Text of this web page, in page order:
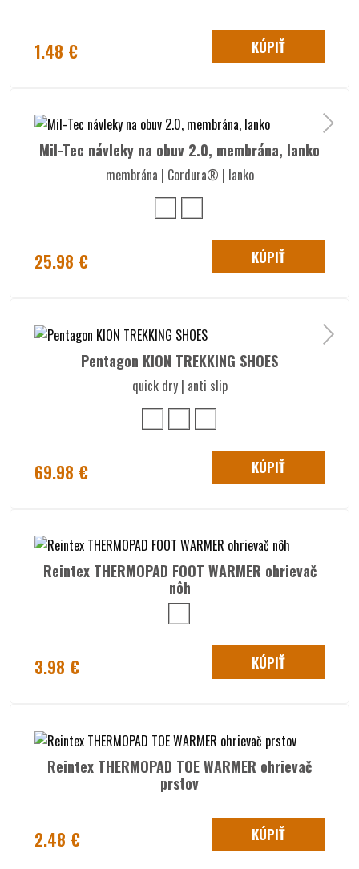
1.48 € KÚPIŤ
Mil-Tec návleky na obuv 2.0, membrána, lanko
membrána | Cordura® | lanko
25.98 € KÚPIŤ
Pentagon KION TREKKING SHOES
quick dry | anti slip
69.98 € KÚPIŤ
Reintex THERMOPAD FOOT WARMER ohrievač
nôh
3.98 € KÚPIŤ
Reintex THERMOPAD TOE WARMER ohrievač
prstov
2.48 € KÚPIŤ